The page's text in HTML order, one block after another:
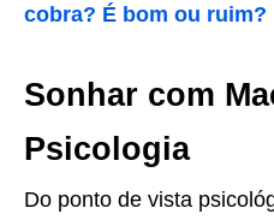
cobra? É bom ou ruim?
Sonhar com
Psicologia
Do ponto de vista